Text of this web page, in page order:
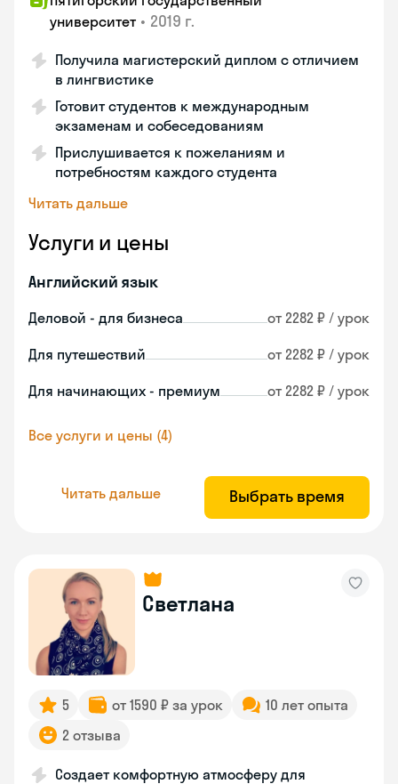
университет • 2019 г.
Получила магистерский диплом с отличием
в лингвистике
Готовит студентов к международным
экзаменам и собеседованиям
Прислушивается к пожеланиям и
потребностям каждого студента
Читать дальше
Услуги и цены
Английский язык
Деловой - для бизнеса от 2282 ₽ / урок
Для путешествий от 2282 ₽ / урок
Для начинающих - премиум от 2282 ₽ / урок
Все услуги и цены (4)
Читать дальше Выбрать время
Светлана
5 от 1590 ₽ за урок
10 лет опыта
2 отзыва
Создает комфортную атмосферу для